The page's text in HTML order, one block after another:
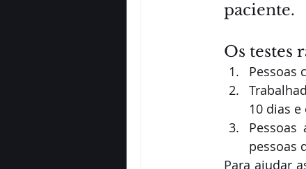
paciente.
Os testes
Pessoas
10 dias
pessoas
Para ajudar